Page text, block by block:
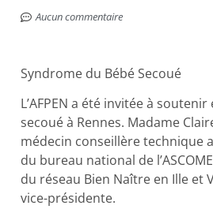
Aucun commentaire
Syndrome du Bébé Secoué
L’AFPEN a été invitée à
secoué à Rennes. Madame
médecin conseillère technique
du bureau national de
du réseau Bien Naître en Ille et
vice-présidente.